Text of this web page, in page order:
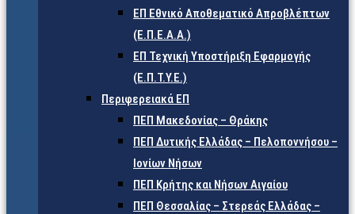
ΕΠ Εθνικό Αποθεματικό Απροβλέπτων
(Ε.Π.Ε.Α.Α.)
ΕΠ Τεχνική Υποστήριξη Εφαρμογής
(Ε.Π.Τ.Υ.Ε.)
Περιφερειακά ΕΠ
ΠΕΠ Μακεδονίας – Θράκης
ΠΕΠ Δυτικής Ελλάδας – Πελοποννήσου –
Ιονίων Νήσων
ΠΕΠ Κρήτης και Νήσων Αιγαίου
ΠΕΠ Θεσσαλίας – Στερεάς Ελλάδας –